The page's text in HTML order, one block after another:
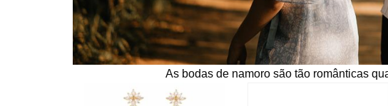
As bodas de namoro são tão românticas